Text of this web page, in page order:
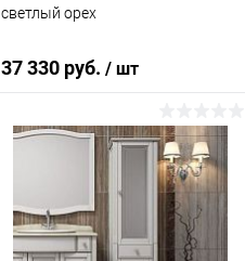
светлый орех
37 330 руб. / шт
В корзину
Купить в 1 клик Сравнение
В избранное Под заказ